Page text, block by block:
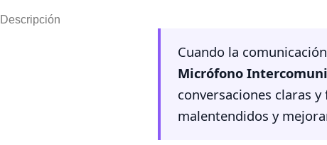
Descripción
Cuando la
Micrófono
conversaciones claras
malentendidos y